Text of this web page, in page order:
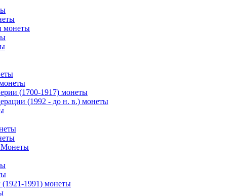
монеты
(1700-1917) монеты
(1992 - до н. в.) монеты
Монеты
1991) монеты